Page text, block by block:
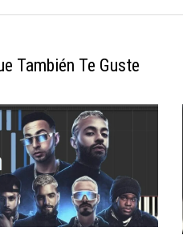
También Te Guste